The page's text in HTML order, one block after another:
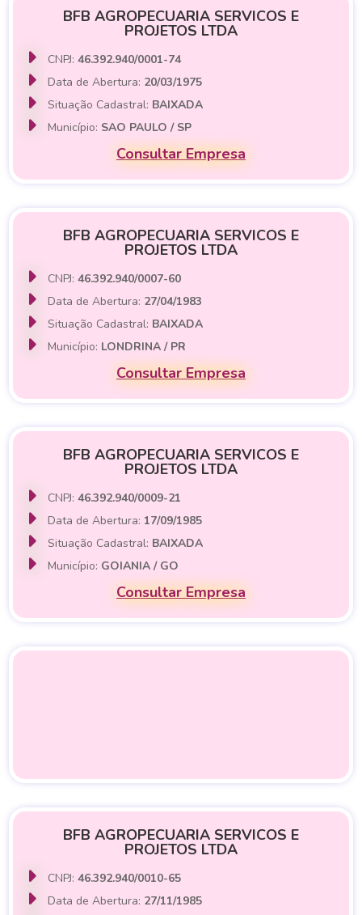
BFB AGROPECUARIA SERVICOS E
PROJETOS LTDA
CNPJ:46.392.940/0001-74
Data de Abertura: 20/03/1975
Situação Cadastral: BAIXADA
Município: SAO PAULO / SP
Consultar Empresa
BFB AGROPECUARIA SERVICOS E
PROJETOS LTDA
CNPJ:46.392.940/0007-60
Data de Abertura: 27/04/1983
Situação Cadastral: BAIXADA
Município: LONDRINA / PR
Consultar Empresa
BFB AGROPECUARIA SERVICOS E
PROJETOS LTDA
CNPJ:46.392.940/0009-21
Data de Abertura: 17/09/1985
Situação Cadastral: BAIXADA
Município: GOIANIA / GO
Consultar Empresa
BFB AGROPECUARIA SERVICOS E
PROJETOS LTDA
CNPJ:46.392.940/0010-65
Data de Abertura: 27/11/1985